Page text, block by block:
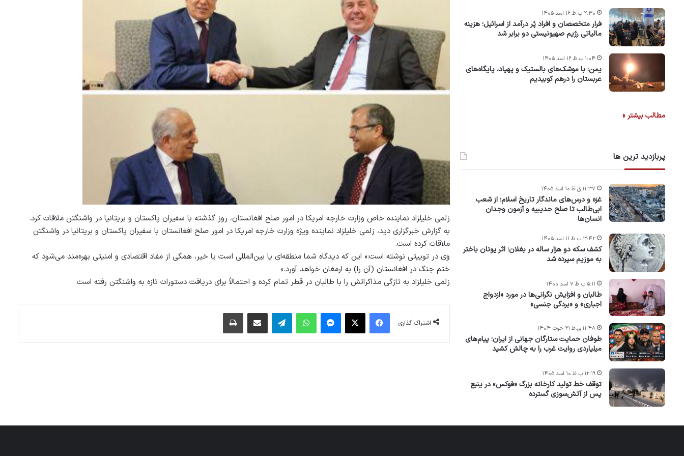
زلمی خلیلزاد نماینده خاص وزارت خارجه امریکا در امور صلح افغانستان، روز گذشته با سفیران پاکستان و بریتانیا در واشنگتن ملاقات کرد.
به گزارش خبرگزاری دید، زلمی خلیلزاد نماینده ویژه وزارت خارجه امریکا در امور صلح افغانستان با سفیران پاکستان و بریتانیا در واشنگتن
ملاقات کرده است.
وی در توییتی نوشته است:« این که دیدگاه شما منطقه‌ای یا بین‌المللی است یا خیر، همگی از مفاد اقتصادی و امنیتی بهره‌مند می‌شود که
ختم جنگ در افغانستان (آن را) به ارمغان خواهد آورد.»
زلمی خلیلزاد به تازگی مذاکراتش را با طالبان در قطر تمام کرده و احتمالاً برای دریافت دستورات تازه به واشنگتن رفته است.
اشتراک گذاری
فیس بوک X پیام رسان واتس آپ تلگرام اشتراک گذاری از طریق ایمیل چاپ
فرار متخصصان و افراد پُر درآمد از اسرائیل؛ هزینه
مالیاتی رژیم صهیونیستی دو برابر شد
۲:۳۰ ب.ظ ۱۶ اسد ۱۴۰۵
یمن: با موشک‌های بالستیک و پهپاد، پایگاه‌های
عربستان را درهم کوبیدیم
۱:۰۴ ب.ظ ۱۶ اسد ۱۴۰۵
مطالب بیشتر »
پربازدید ترین ها
غزه و درس‌های ماندگار تاریخ اسلام؛ از شعب
ابی‌طالب تا صلح حدیبیه و آزمون وجدان
انسان‌ها
۱۱:۳۷ ق.ظ ۱۰ اسد ۱۴۰۵
کشف سکه دو هزار ساله در بغلان؛ اثر یونان باختر
به موزیم سپرده شد
۳:۴۲ ب.ظ ۱۱ اسد ۱۴۰۵
طالبان و افزایش نگرانی‌ها در مورد «ازدواج
اجباری» و «بردگی جنسی»
۵:۱۱ ب.ظ ۷ اسد ۱۴۰۰
طوفان حمایت ستارگان جهانی از ایران؛ پیام‌های
میلیاردی روایت غرب را به چالش کشید
۱۱:۴۸ ق.ظ ۲۱ حوت ۱۴۰۴
توقف خط تولید کارخانه بزرگ «فوکس» در ینبع
پس از آتش‌سوزی گسترده
۱۲:۱۹ ب.ظ ۱۰ اسد ۱۴۰۵